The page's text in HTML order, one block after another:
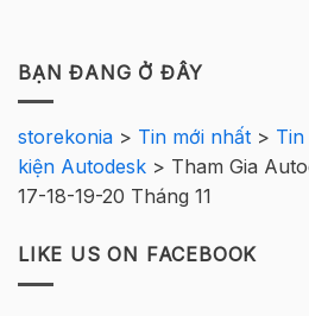
BẠN ĐANG Ở ĐÂY
storekonia > Tin mới nhất >
kiện Autodesk > Tham Gia
17-18-19-20 Tháng 11
LIKE US ON FACEBOOK